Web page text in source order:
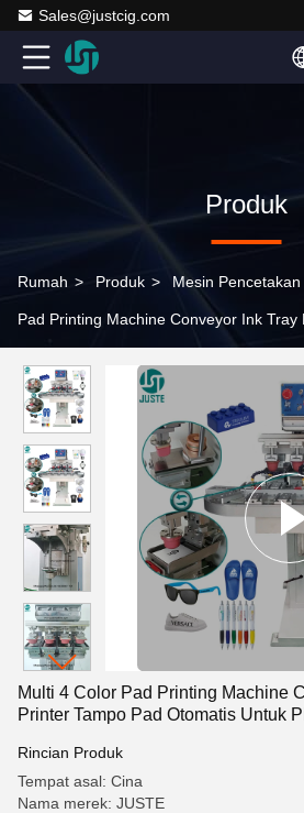
Sales@justcig.com
Produk
Rumah > Produk > Mesin Pencetakan
Pad Printing Machine Conveyor Ink Tray
Multi 4 Color Pad Printing Machine
Printer Tampo Pad Otomatis Untuk
Rincian Produk
Tempat asal: Cina
Nama merek: JUSTE